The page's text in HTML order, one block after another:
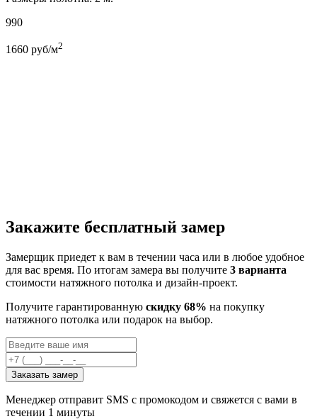
990
1660 руб/м2
Закажите бесплатный замер
Замерщик приедет к вам в течении часа или в любое удобное
для вас время. По итогам замера вы получите 3 варианта
стоимости натяжного потолка и дизайн-проект.
Получите гарантированную скидку 68% на покупку
натяжного потолка или подарок на выбор.
Заказать замер
Менеджер отправит SMS с промокодом и свяжется с вами в
течении 1 минуты